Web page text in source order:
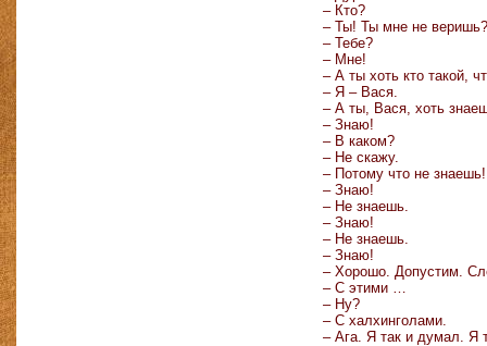
– Кто?
– Ты! Ты мне не веришь?
– Тебе?
– Мне!
– А ты хоть кто такой,
– Я – Вася.
– А ты, Вася, хоть
– Знаю!
– В каком?
– Не скажу.
– Потому что не
– Знаю!
– Не знаешь.
– Знаю!
– Не знаешь.
– Знаю!
– Хорошо. Допустим.
– С этими …
– Ну?
– С халхинголами.
– Ага. Я так и думал. Я